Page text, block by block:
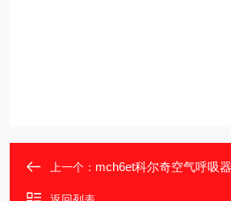
上一个： mch6et科尔奇空气呼吸器充气